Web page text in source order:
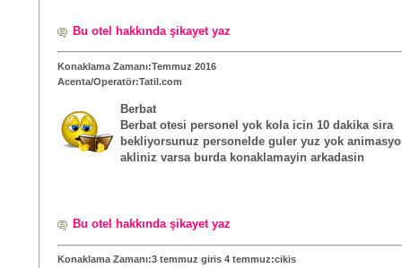
Bu otel hakkında şikayet yaz
Konaklama Zamanı:Temmuz 2016
Acenta/Operatör:Tatil.com
Berbat
Berbat otesi personel yok kola icin 10 dakika sira
bekliyorsunuz personelde guler yuz yok
akliniz varsa burda konaklamayin arkadasin
Bu otel hakkında şikayet yaz
Konaklama Zamanı:3 temmuz giris 4 temmuz:cikis